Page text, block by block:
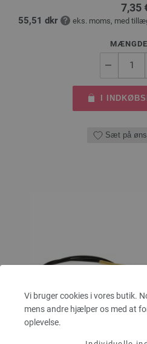
Vi bruger cookies i vores butik.
mens andre hjælper os med at
oplevelse.
7,35
55,51 dkr eks. moms, med
MÆNGDE
I
Sæt på